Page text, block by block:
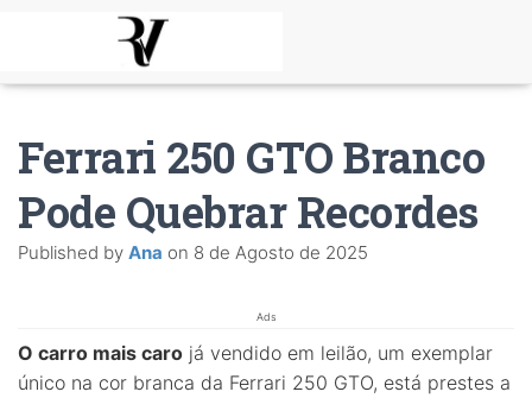
Ferrari 250 GTO Branco
Pode Quebrar Recordes
Published by Ana on 8 de Agosto de 2025
Ads
O carro mais caro já vendido em leilão, um exemplar
único na cor branca da Ferrari 250 GTO, está prestes a